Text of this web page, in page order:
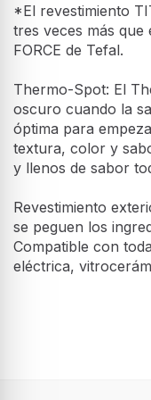
*El revestimiento
tres veces más
FORCE de Tefal.
Thermo-Spot: El
oscuro cuando la
óptima para
textura, color y
y llenos de sabor
Revestimiento
se peguen los
Compatible con
eléctrica,